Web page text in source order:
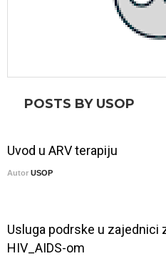
POSTS BY USOP
Uvod u ARV terapiju
Autor USOP
Usluga podrske u zajednici
HIV_AIDS-om